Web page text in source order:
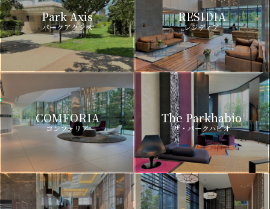
Park Axis
パークアクシス
RESIDIA
レジディア
COMFORIA
コンフォリア
The Parkhabio
ザ・パークハビオ